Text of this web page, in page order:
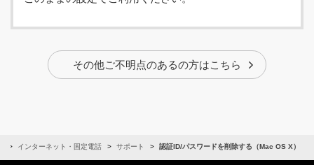
その他ご不明点のあるの方はこちら
インターネット・固定電話 サポート 認証ID/パスワードを削除する（Mac OS X）